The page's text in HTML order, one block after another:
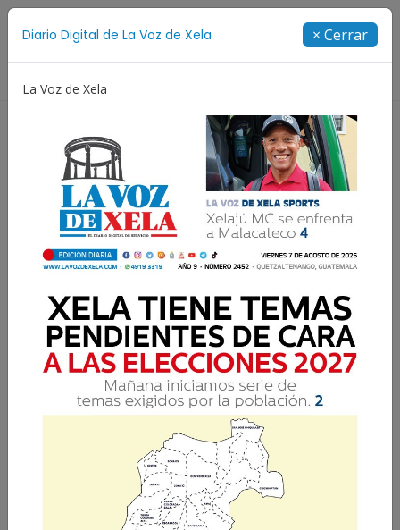
Diario Digital de La Voz de Xela × Cerrar
La Voz de Xela
Resultados para: Deporte
CÓMO SE CALCULA EL 5% CONSTITUCIONAL
PARA LA USAC?